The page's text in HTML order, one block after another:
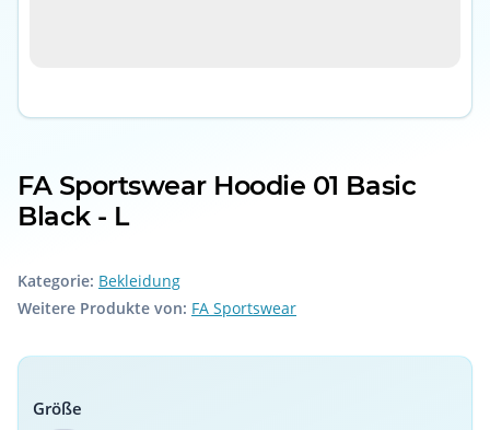
FA Sportswear Hoodie 01 Basic
Black - L
Kategorie: Bekleidung
Weitere Produkte von: FA Sportswear
Größe